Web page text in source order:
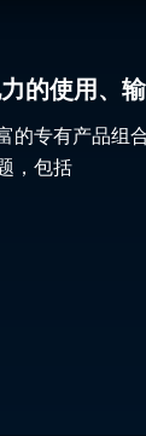
的使用、
专有产品组
，包括